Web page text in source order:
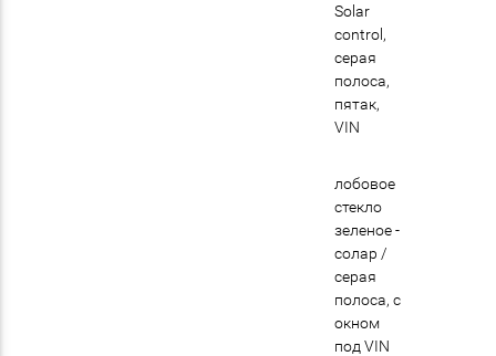
Solar
control,
серая
полоса,
пятак,
VIN
лобовое
стекло
зеленое -
солар /
cерая
полоса, с
окном
под VIN